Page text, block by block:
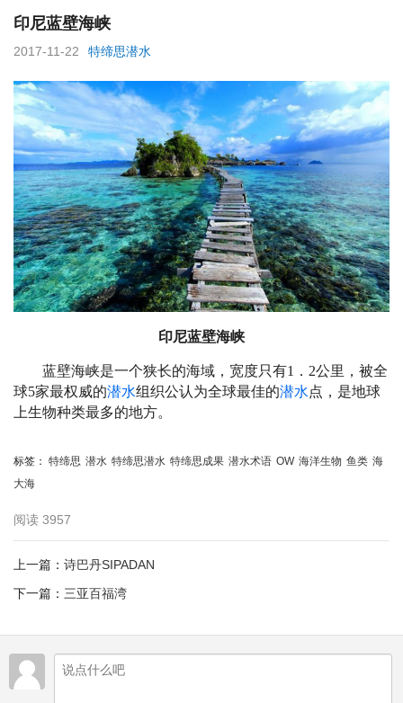
印尼蓝壁海峡
2017-11-22 特缔思潜水
印尼蓝壁海峡
蓝壁海峡是一个狭长的海域，宽度只有1．2公里，被全
球5家最权威的潜水组织公认为全球最佳的潜水点，是地球
上生物种类最多的地方。
标签： 特缔思 潜水 特缔思潜水 特缔思成果 潜水术语 OW 海洋生物 鱼类 海
大海
阅读 3957
上一篇： 诗巴丹SIPADAN
下一篇： 三亚百福湾